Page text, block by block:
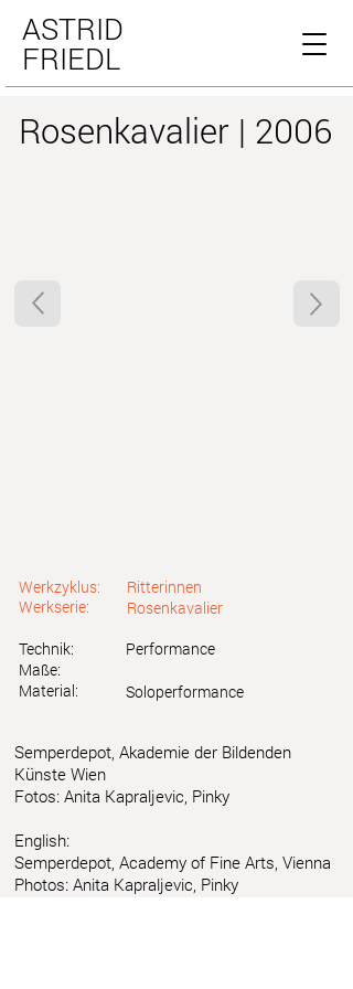
ASTRID
FRIEDL
Rosenkavalier | 2006
Werkzyklus:
Werkserie:
Ritterinnen
Rosenkavalier
Technik:
Maße:
Material:
Performance
Soloperformance
Semperdepot, Akademie der Bildenden
Künste Wien
Fotos: Anita Kapraljevic, Pinky
English:
Semperdepot, Academy of Fine Arts, Vienna
Photos: Anita Kapraljevic, Pinky